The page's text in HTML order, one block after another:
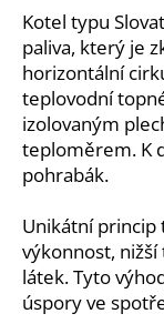
Kotel typu
paliva, který je
horizontální
teplovodní
izolovaným
teploměrem. K
pohrabák.
Unikátní princip
výkonnost,
látek. Tyto
úspory ve
p
o
r
u
č
u
j
e
m
e
SPORÁK